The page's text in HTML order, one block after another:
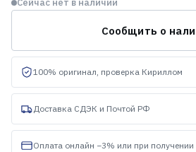
Сейчас нет в наличии
Сообщить о
100% оригинал, проверка Кириллом
Доставка СДЭК и Почтой РФ
Оплата онлайн −3% или при получении